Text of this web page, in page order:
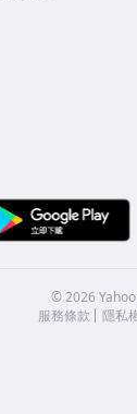
Store
©2026
服務條款
隱私